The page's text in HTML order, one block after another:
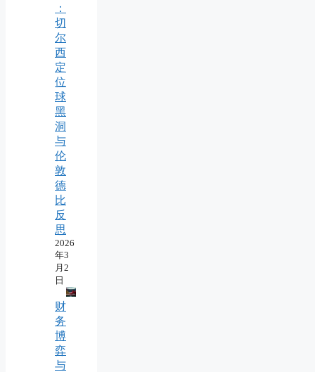
：
切
尔
西
定
位
球
黑
洞
与
伦
敦
德
比
反
思
2026
年3
月2
日
财
务
博
弈
与